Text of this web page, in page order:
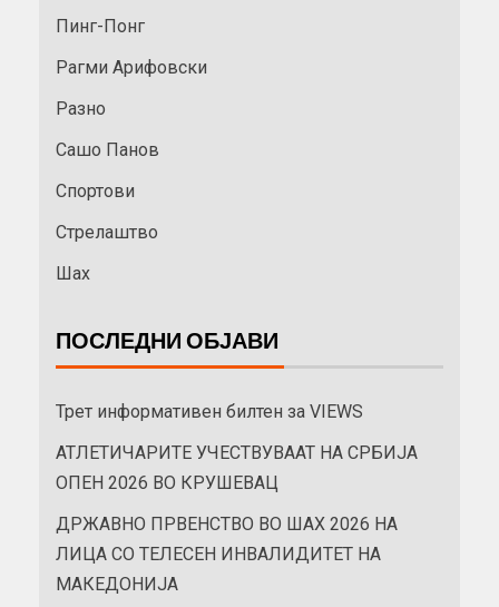
Пинг-Понг
Рагми Арифовски
Разно
Сашо Панов
Спортови
Стрелаштво
Шах
ПОСЛЕДНИ ОБЈАВИ
Трет информативен билтен за VIEWS
АТЛЕТИЧАРИТЕ УЧЕСТВУВААТ НА СРБИЈА
ОПЕН 2026 ВО КРУШЕВАЦ
ДРЖАВНО ПРВЕНСТВО ВО ШАХ 2026 НА
ЛИЦА СО ТЕЛЕСЕН ИНВАЛИДИТЕТ НА
МАКЕДОНИЈА